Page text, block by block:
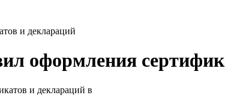
и деклараций
оформления